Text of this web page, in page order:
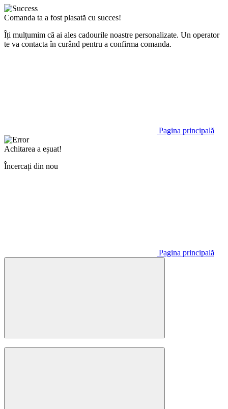
Comanda ta a fost plasată cu succes!
Îți mulțumim că ai ales cadourile noastre personalizate. Un operator
te va contacta în curând pentru a confirma comanda.
Pagina principală
Achitarea a eșuat!
Încercați din nou
Pagina principală